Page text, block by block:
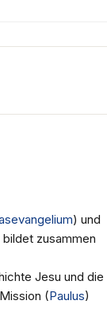
) und
zusammen
Jesu und die
(Paulus)